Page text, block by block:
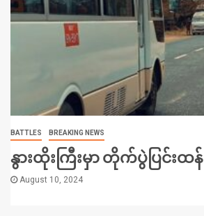
BATTLES BREAKING NEWS
နွားထိုးကြီးမှာ တိုက်ပွဲပြင်းထန်
August 10, 2024